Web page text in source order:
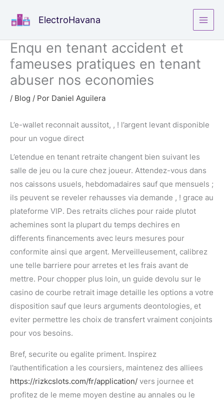
ElectroHavana
Enqu en tenant accident et
fameuses pratiques en tenant
abuser nos economies
/ Blog / Por Daniel Aguilera
L’e-wallet reconnait aussitot, , ! l’argent levant disponible
pour un vogue direct
L’etendue en tenant retraite changent bien suivant les
salle de jeu ou la cure chez joueur. Attendez-vous dans
nos caissons usuels, hebdomadaires sauf que mensuels ;
ils peuvent se reveler rehausses via demande , ! grace au
plateforme VIP. Des retraits cliches pour raide plutot
achemines sont la plupart du temps dechires en
differents financements avec leurs mesures pour
conformite ainsi que argent. Merveilleusement, calibrez
une telle barriere pour arretes et les frais avant de
mettre. Pour chopper plus loin, un guide devolu sur le
casino de courbe retrait image detaille les options a votre
disposition sauf que leurs arguments deontologies, et
eviter permettre les choix de transfert vraiment conjoints
pour vos besoins.
Bref, securite ou egalite priment. Inspirez
l’authentification a les coursiers, maintenez des alliees
https://rizkcslots.com/fr/application/ vers journee et
profitez de le meme moyen destine au annales ou le